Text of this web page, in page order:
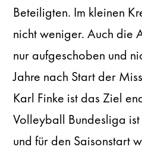
Beteiligten. Im kleinen
nicht weniger. Auch die
nur aufgeschoben und
Jahre nach Start der
Karl Finke ist das Ziel
Volleyball Bundesliga
und für den Saisonstart